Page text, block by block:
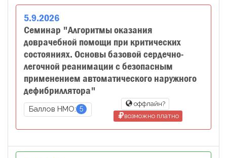
5.9.2026
Семинар "Алгоритмы оказания
доврачебной помощи при критических
состояниях. Основы базовой сердечно-
легочной реанимации с безопасным
применением автоматического наружного
дефибриллятора"
Баллов НМО: 5
оффлайн?
возможно платно